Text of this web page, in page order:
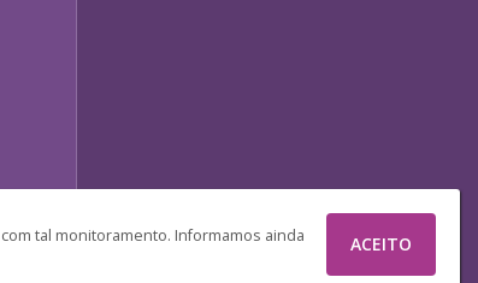
tal monitoramento. Informamos ainda
ACEITO